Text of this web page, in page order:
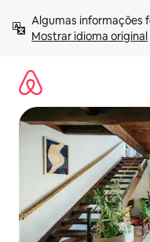
para
Mostrar idioma original